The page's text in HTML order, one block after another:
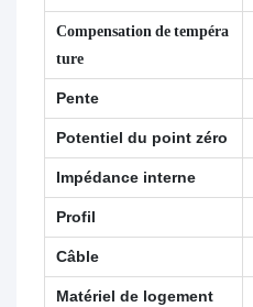
Compensation de tempéra
ture
Pente
Potentiel du point zéro
Impédance interne
Profil
Câble
Matériel de logement